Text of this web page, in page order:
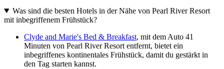
Was sind die besten Hotels in der Nähe von Pearl River Resort
mit inbegriffenem Frühstück?
Clyde and Marie's Bed & Breakfast, mit dem Auto 41
Minuten von Pearl River Resort entfernt, bietet ein
inbegriffenes kontinentales Frühstück, damit du gestärkt in
den Tag starten kannst.